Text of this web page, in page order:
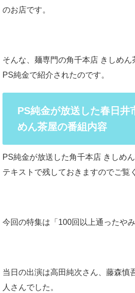
のお店です。
そんな、麺専門の角千本店 きしめん
PS純金で紹介されたのです。
PS純金が放送した春日井
めん茶屋の番組内容
PS純金が放送した角千本店 きしめ
テキストで残しておきますのでご覧
今回の特集は「100回以上通ったやみ
当日の出演は高田純次さん、藤森慎
人さんでした。